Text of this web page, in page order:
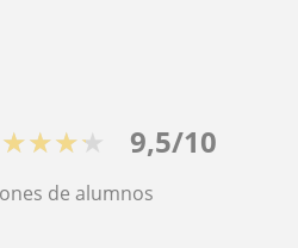
9,5/10
de alumnos